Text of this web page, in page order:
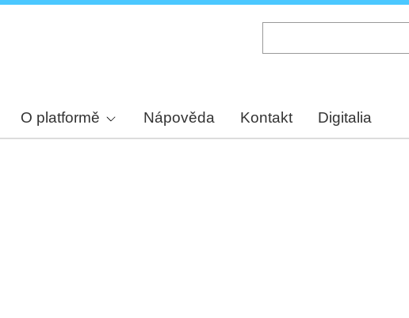
O platformě Nápověda Kontakt Digitalia